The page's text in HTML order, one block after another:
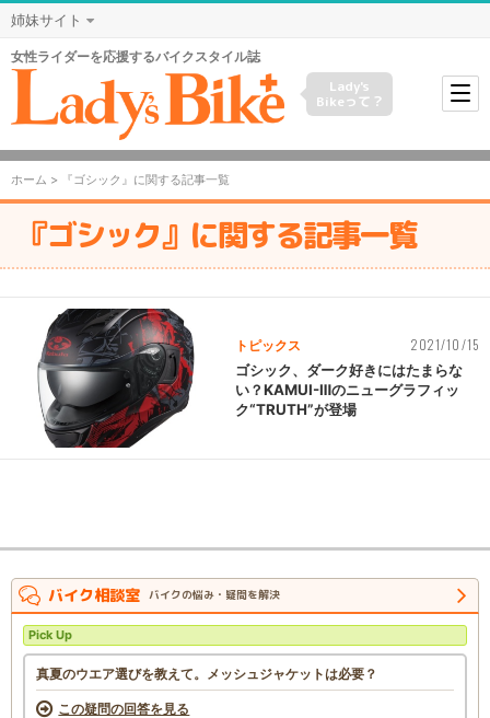
姉妹サイト
女性ライダーを応援するバイクスタイル誌
Lady's
Bikeって？
ホーム > 『ゴシック』に関する記事一覧
『ゴシック』に関する記事一覧
トピックス 2021/10/15
ゴシック、ダーク好きにはたまらな
い？KAMUI-Ⅲのニューグラフィッ
ク“TRUTH”が登場
バイク相談室 バイクの悩み・疑問を解決
Pick Up
真夏のウエア選びを教えて。メッシュジャケットは必要？
この疑問の回答を見る